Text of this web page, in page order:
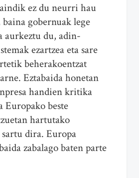
ez du neurri hau
gobernuak lege
aurkeztu du, adin-
ezartzea eta sare
beherakoentzat
Eztabaida honetan
handien kritika
Europako beste
hartutako
dira. Europa
zabalago baten parte